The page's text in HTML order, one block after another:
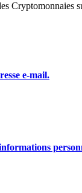
Cryptomonnaies
e-mail.